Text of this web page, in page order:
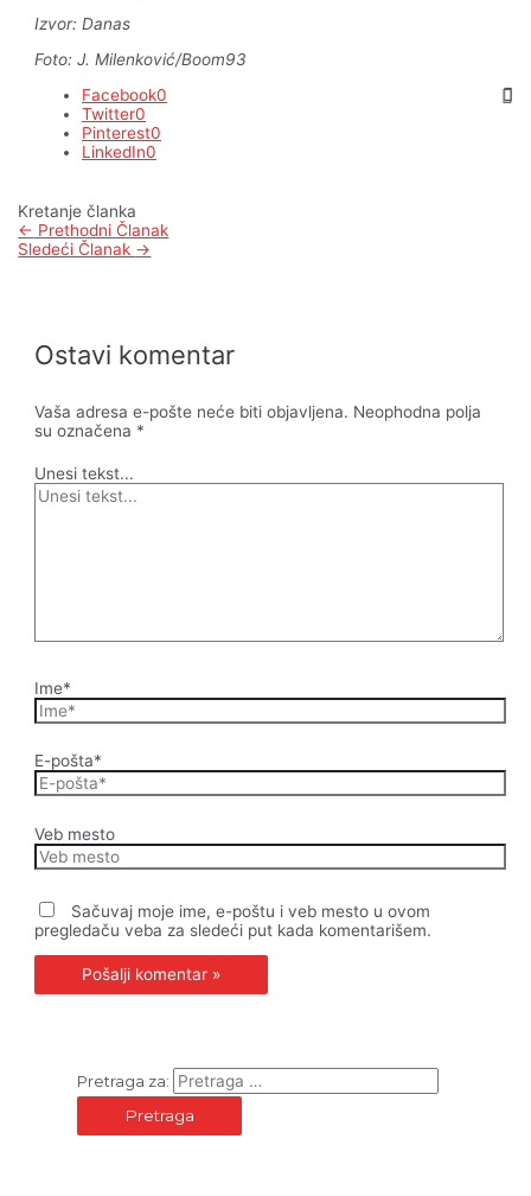
Izvor: Danas
Foto: J. Milenković/Boom93
Facebook0
Twitter0
Pinterest0
LinkedIn0
Kretanje članka
← Prethodni Članak
Sledeći Članak →
Ostavi komentar
Vaša adresa e-pošte neće biti objavljena. Neophodna polja
su označena *
Unesi tekst...
Ime*
E-pošta*
Veb mesto
Sačuvaj moje ime, e-poštu i veb mesto u ovom
pregledaču veba za sledeći put kada komentarišem.
Pretraga za: